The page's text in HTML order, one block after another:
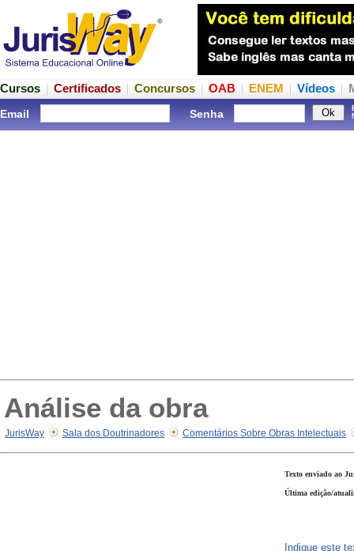
Cursos Certificados Concursos OAB ENEM Vídeos
Email Senha
Análise da obra
JurisWay Sala dos Doutrinadores Comentários Sobre Obras Intelectuais
Texto enviado ao
Última edição/
Indique este